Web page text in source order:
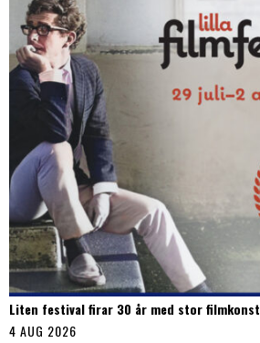
Liten festival firar 30 år med stor filmkonst
4 AUG 2026